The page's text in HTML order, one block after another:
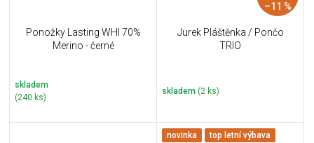
Ponožky Lasting WHI 70%
Merino - černé
skladem
(240 ks)
–11 %
Jurek Pláštěnka / Pončo
TRIO
skladem (2 ks)
novinka top letní výbava